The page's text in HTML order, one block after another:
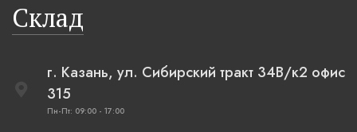
Склад
г. Казань, ул. Сибирский тракт 34В/к2 офис
315
Пн-Пт: 09:00 - 17:00